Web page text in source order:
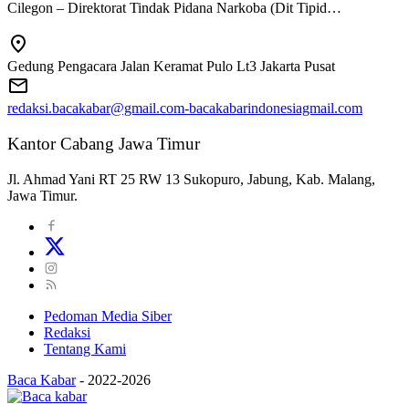
Cilegon – Direktorat Tindak Pidana Narkoba (Dit Tipid…
Gedung Pengacara Jalan Keramat Pulo Lt3 Jakarta Pusat
redaksi.bacakabar@gmail.com-bacakabarindonesiagmail.com
Kantor Cabang Jawa Timur
Jl. Ahmad Yani RT 25 RW 13 Sukopuro, Jabung, Kab. Malang,
Jawa Timur.
Pedoman Media Siber
Redaksi
Tentang Kami
Baca Kabar - 2022-2026